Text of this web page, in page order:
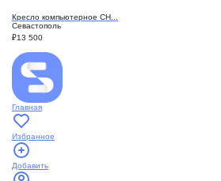
Кресло компьютерное СН...
Севастополь
₽13 500
Главная
Избранное
Добавить